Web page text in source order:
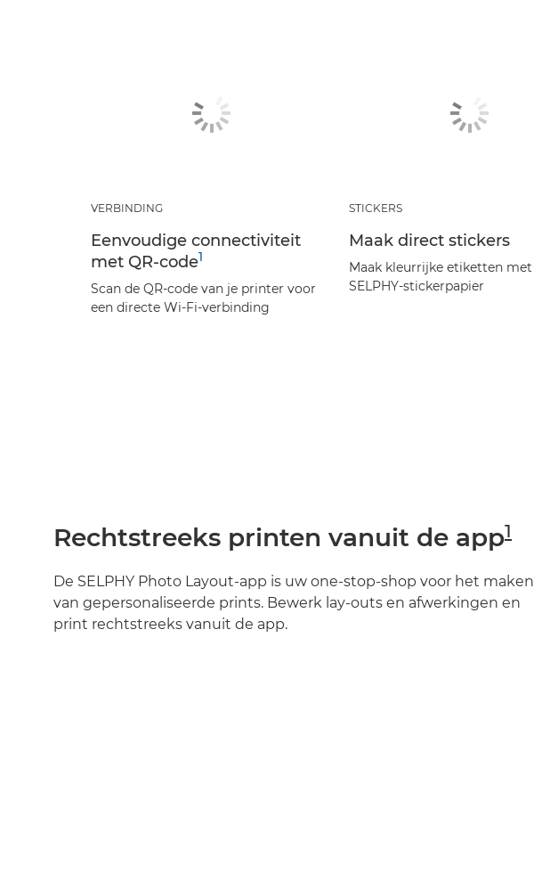
VERBINDING
Eenvoudige connectiviteit
met QR-code1
Scan de QR-code van je printer voor
een directe Wi-Fi-verbinding
STICKERS
Maak direct stickers
Maak kleurrijke etiketten met
SELPHY-stickerpapier
Rechtstreeks printen vanuit de app1
De SELPHY Photo Layout-app is uw one-stop-shop voor het maken
van gepersonaliseerde prints. Bewerk lay-outs en afwerkingen en
print rechtstreeks vanuit de app.